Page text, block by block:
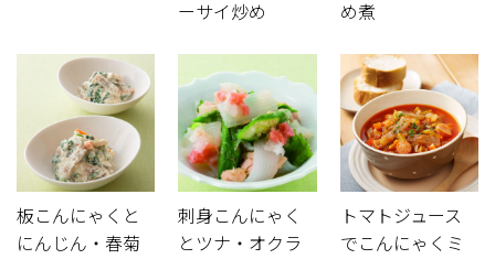
ーサイ炒め
め煮
板こんにゃくと
にんじん・春菊
刺身こんにゃく
とツナ・オクラ
トマトジュース
でこんにゃくミ